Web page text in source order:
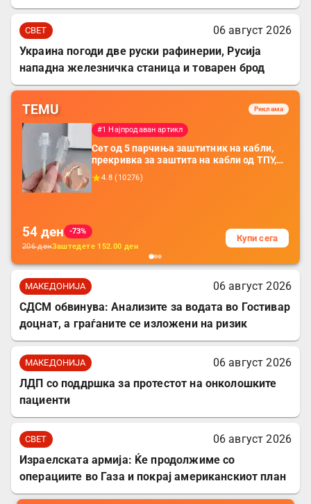
СВЕТ
06 август 2026
Украина погоди две руски рафинерии, Русија
нападна железничка станица и товарен брод
TEMU Реклама
#1 Најпродаван артикл
Сет од 5 парчиња заштитник на кабли,
прекривка за заштита на кабли од ТПУ,
додатоци за заштита на кабли, без
батерија, за мобилни телефони, комплет
4.8 (10276)
54 ден
-73%
206денЗаштедете 152.00 ден
Купи сега
МАКЕДОНИЈА
06 август 2026
СДСМ обвинува: Анализите за водата во Гостивар
доцнат, а граѓаните се изложени на ризик
МАКЕДОНИЈА
06 август 2026
ЛДП со поддршка за протестот на онколошките
пациенти
СВЕТ
06 август 2026
Израелската армија: Ќе продолжиме со
операциите во Газа и покрај американскиот план